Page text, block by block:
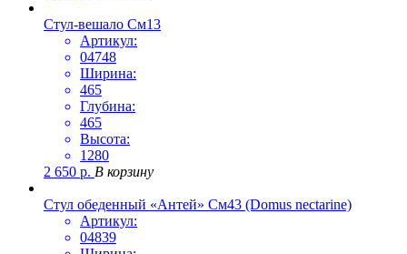
Стул-вешало См13
Артикул:
04748
Ширина:
465
Глубина:
465
Высота:
1280
2 650 р. В корзину
Стул обеденный «Антей» См43 (Domus nectarine)
Артикул:
04839